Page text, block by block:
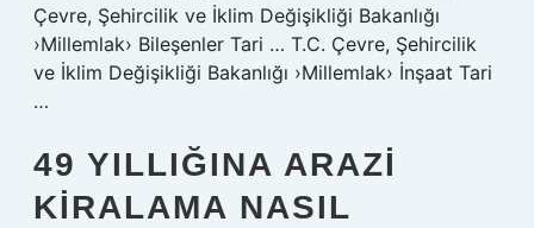
Çevre, Şehircilik ve İklim Değişikliği Bakanlığı
›Millemlak› Bileşenler Tari … T.C. Çevre, Şehircilik
ve İklim Değişikliği Bakanlığı ›Millemlak› İnşaat Tari
…
49 YILLIĞINA ARAZI
KIRALAMA NASIL